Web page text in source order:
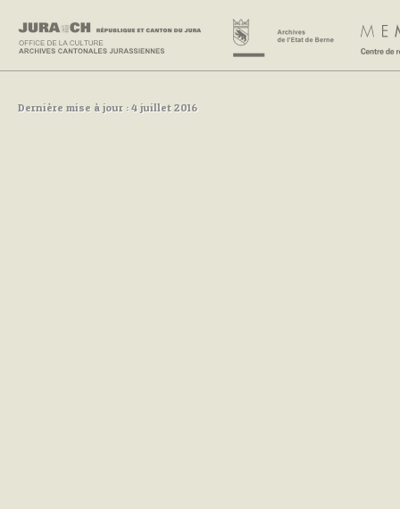
Dernière mise à jour : 4 juillet 2016